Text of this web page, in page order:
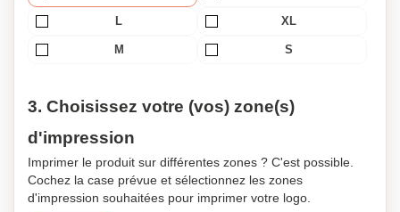
L XL
M S
3. Choisissez votre (vos) zone(s)
d'impression
Imprimer le produit sur différentes zones ? C'est possible.
Cochez la case prévue et sélectionnez les zones
d'impression souhaitées pour imprimer votre logo.